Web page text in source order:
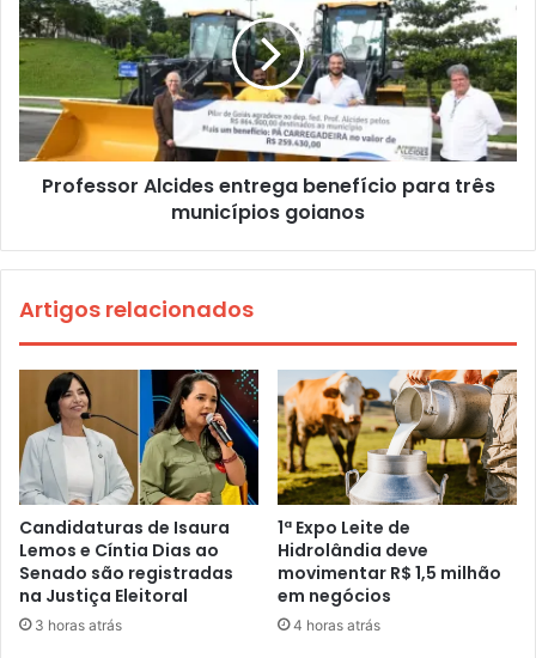
Professor Alcides entrega benefício para três
municípios goianos
Artigos relacionados
Candidaturas de Isaura
Lemos e Cíntia Dias ao
Senado são registradas
na Justiça Eleitoral
3 horas atrás
1ª Expo Leite de
Hidrolândia deve
movimentar R$ 1,5 milhão
em negócios
4 horas atrás